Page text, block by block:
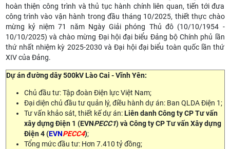
hoàn thiện công trình và thủ tục hành chính liên quan, tiến tới đưa
công trình vào vận hành trong đầu tháng 10/2025, thiết thực chào
mừng kỷ niệm 71 năm Ngày Giải phóng Thủ đô (10/10/1954 -
10/10/2025) và chào mừng Đại hội đại biểu Đảng bộ Chính phủ lần
thứ nhất nhiệm kỳ 2025-2030 và Đại hội đại biểu toàn quốc lần thứ
XIV của Đảng.
Dự án đường dây 500kV Lào Cai - Vĩnh Yên:
Chủ đầu tư: Tập đoàn Điện lực Việt Nam;
Đại diện chủ đầu tư quản lý, điều hành dự án: Ban QLDA Điện 1;
Tư vấn khảo sát, thiết kế dự án:Liên danh Công ty CP Tư vấn
xây dựng Điện 1 (EVNPECC1) và Công ty CP Tư vấn Xây dựng
Điện 4 (EVNPECC4);
Tổng mức đầu tư: Hơn 7.410 tỷ đồng;